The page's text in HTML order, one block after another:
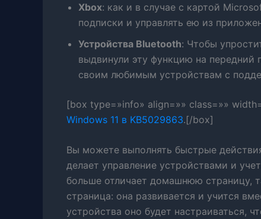
Xbox: как и в случае с картой
подписки и управлять ею из
Устройства Bluetooth: Чтобы
выдвинули эту функцию на передний
своим любимым устройствам с
[box type=»info» align=»» class=»»
Windows 11 в KB5029863.[/box]
Вы можете выполнять быстрые
делает управление устройствами и
больше отличает домашнюю страницу,
страница: она развивается и учится
устройства оно будет настраиваться,